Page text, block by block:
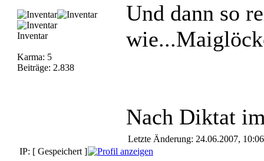
Inventar
Karma: 5
Beiträge: 2.838
Und dann so
Nach Diktat
Letzte Änderung: 24.06.2007,
IP: [ Gespeichert ]